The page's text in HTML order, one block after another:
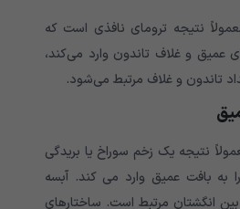
نتیجه ترومای نافذی است که
عمیق و غلاف تاندون وارد می‌کند،
تاندون و غلاف مرتبط می‌شود.
نتیجه یک زخم سوراخ یا بریدگی
به بافت عمیق وارد می کند. آبسه
انگشتان مرتبط است. ساختارهای